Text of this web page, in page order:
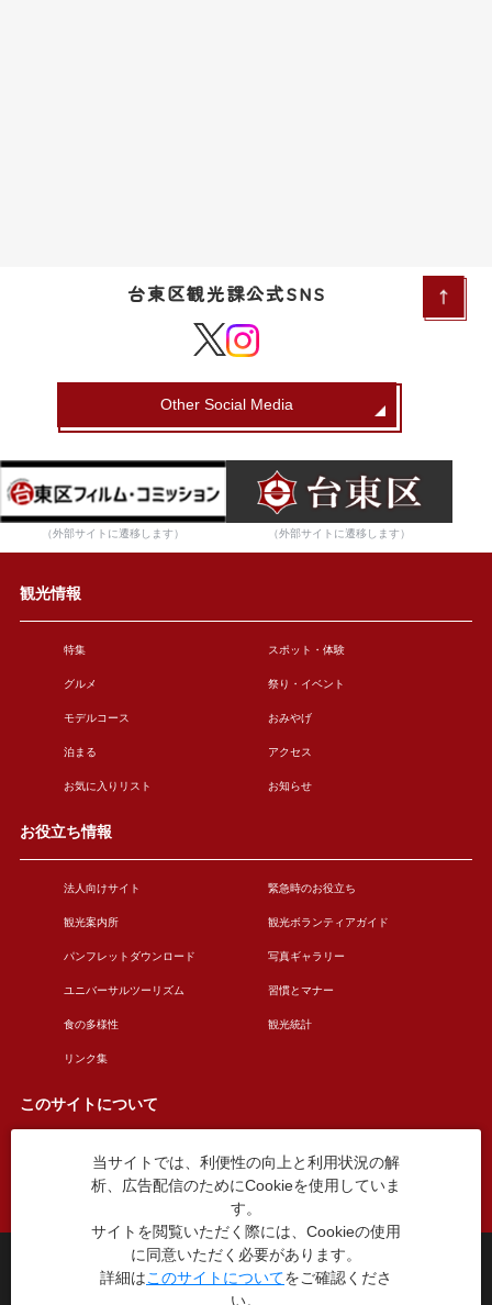
台東区観光課公式SNS
Other Social Media
（外部サイトに遷移します） （外部サイトに遷移します）
観光情報
特集 スポット・体験
グルメ 祭り・イベント
モデルコース おみやげ
泊まる アクセス
お気に入りリスト お知らせ
お役立ち情報
法人向けサイト 緊急時のお役立ち
観光案内所 観光ボランティアガイド
パンフレットダウンロード 写真ギャラリー
ユニバーサルツーリズム 習慣とマナー
食の多様性 観光統計
リンク集
このサイトについて
このサイトについて 広告掲載について
お問い合わせ
台東区役所観光課
〒110-8615 東京都台東区東上野4丁目5番6号
TEL：03-5246-1151
当サイトでは、利便性の向上と利用状況の解
析、広告配信のためにCookieを使用していま
す。
サイトを閲覧いただく際には、Cookieの使用
に同意いただく必要があります。
詳細はこのサイトについてをご確認くださ
い。